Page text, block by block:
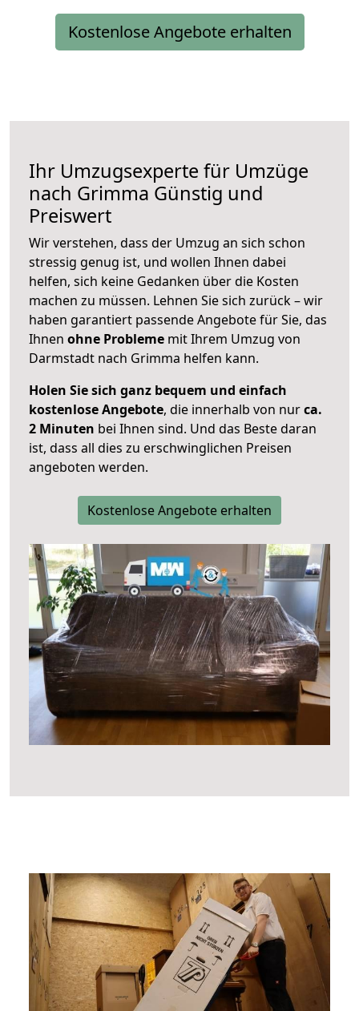
Kostenlose Angebote erhalten
Ihr Umzugsexperte für Umzüge
nach Grimma Günstig und
Preiswert
Wir verstehen, dass der Umzug an sich schon
stressig genug ist, und wollen Ihnen dabei
helfen, sich keine Gedanken über die Kosten
machen zu müssen. Lehnen Sie sich zurück – wir
haben garantiert passende Angebote für Sie, das
Ihnen ohne Probleme mit Ihrem Umzug von
Darmstadt nach Grimma helfen kann.
Holen Sie sich ganz bequem und einfach
kostenlose Angebote, die innerhalb von nurca.
2 Minuten bei Ihnen sind. Und das Beste daran
ist, dass all dies zu erschwinglichen Preisen
angeboten werden.
Kostenlose Angebote erhalten